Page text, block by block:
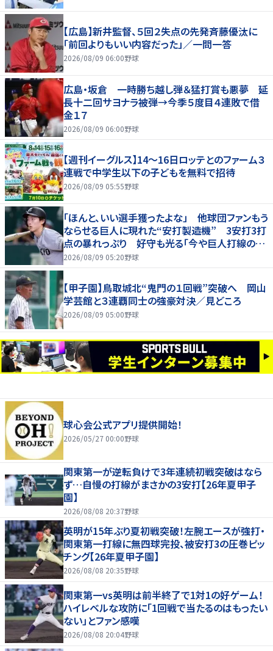
【広島】新井監督、５回２失点の先発斉藤優汰に
「前回よりもいい内容だった」／一問一答
2026/08/09 06:00野球
広島・坂倉 一時勝ち越し弾＆猛打賞も悪夢 延
長十二回サヨナラ被弾→今季５度目４連敗で借
金１７
2026/08/09 06:00野球
【週刊イーグルス】14～16日ロッテとのファーム３
連戦で中学生以下の子どもを無料で招待
2026/08/09 05:55野球
「ほんと、いい選手獲ったよな」 他球団ファンもう
ならせる巨人に現れた“安打製造機” 3安打3打
点の暴れっぷり 好守も光る「今や巨人打線の顔
でしょ」
2026/08/09 05:20野球
【甲子園】鳥取城北“鬼門の１回戦”突破へ 岡山
学芸館と３連覇同士の強豪対決／見どころ
2026/08/09 05:00野球
球心会公式アプリ提供開始！
2026/05/27 00:00野球
関東第一が逆転負けで3年連続初戦突破はなら
ず…自慢の打線がまさかの3安打【26年夏甲子
園】
2026/08/08 20:37野球
英明が15年ぶり夏初戦突破！左腕エースが強打・
関東第一打線に無四球完投、被安打3の圧巻ピッ
チング【26年夏甲子園】
2026/08/08 20:35野球
関東第一vs英明は前半終了で1対1の好ゲーム！
ハイレベルな攻防に「1回戦で当たるのはもったい
ない」とファン感嘆
2026/08/08 20:04野球